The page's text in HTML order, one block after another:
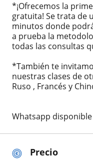
Precio
*¡Ofrecemos la
gratuita! Se trata de
minutos donde
a prueba la
todas las consultas
*También te
nuestras clases de
Ruso , Francés y
Whatsapp